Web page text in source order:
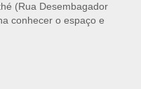
(Rua Desembagador
conhecer o espaço e